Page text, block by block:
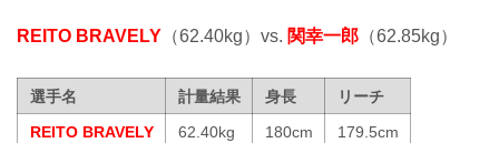
REITO BRAVELY （62.40kg）vs. 関幸一郎 （62.85kg）
選手名 計量結果 身長
リーチ
REITO BRAVELY
62.40kg 180cm
179.5cm